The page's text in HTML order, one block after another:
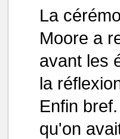
La
Moore a
avant les
la
Enfin
qu'on